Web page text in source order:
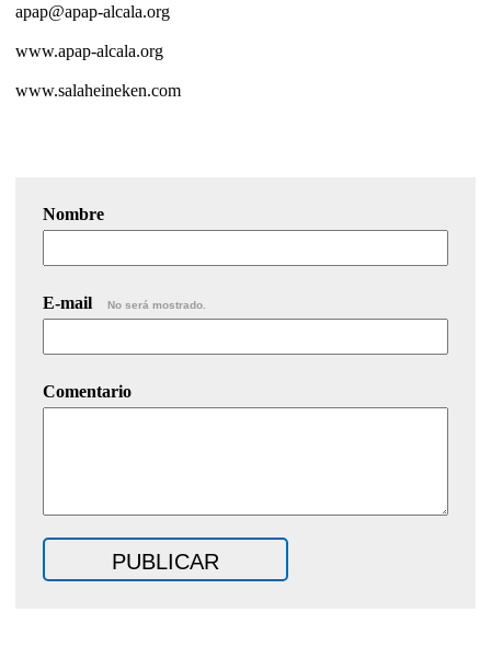
apap@apap-alcala.org
www.apap-alcala.org
www.salaheineken.com
Nombre
E-mail No será mostrado.
Comentario